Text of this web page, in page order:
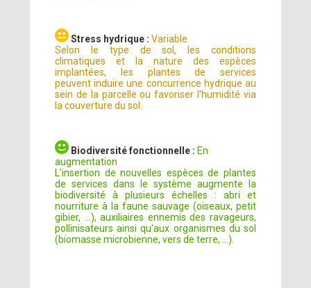
Stress hydrique :Variable
Selon le type de sol, les conditions
climatiques et la nature des espèces
implantées, les plantes de services
peuvent induire une concurrence hydrique au
sein de la parcelle ou favoriser l’humidité via
la couverture du sol.
Biodiversité fonctionnelle : En
augmentation
L’insertion de nouvelles espèces de plantes
de services dans le système augmente la
biodiversité à plusieurs échelles : abri et
nourriture à la faune sauvage (oiseaux, petit
gibier, ...), auxiliaires ennemis des ravageurs,
pollinisateurs ainsi qu'aux organismes du sol
(biomasse microbienne, vers de terre, ...).